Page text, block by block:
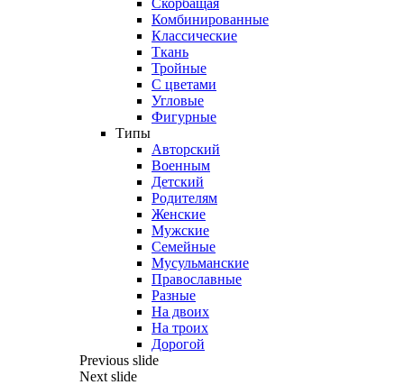
Скорбащая
Комбинированные
Классические
Ткань
Тройные
С цветами
Угловые
Фигурные
Типы
Авторский
Военным
Детский
Родителям
Женские
Мужские
Семейные
Мусульманские
Православные
Разные
На двоих
На троих
Дорогой
Previous slide
Next slide